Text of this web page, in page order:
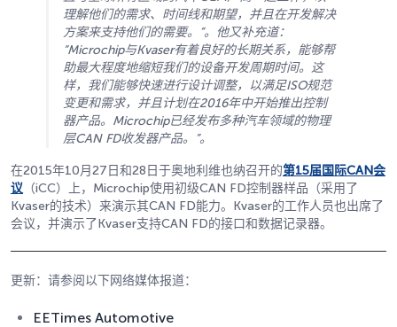
理解他们的需求、时间线和期望，并且在开发解决
方案来支持他们的需要。”。他又补充道：
“Microchip与Kvaser有着良好的长期关系，能够帮
助最大程度地缩短我们的设备开发周期时间。这
样，我们能够快速进行设计调整，以满足ISO规范
变更和需求，并且计划在2016年中开始推出控制
器产品。Microchip已经发布多种汽车领域的物理
层CAN FD收发器产品。”。
在2015年10月27日和28日于奥地利维也纳召开的第15届国际CAN会
议 （iCC）上，Microchip使用初级CAN FD控制器样品（采用了
Kvaser的技术）来演示其CAN FD能力。Kvaser的工作人员也出席了
会议，并演示了Kvaser支持CAN FD的接口和数据记录器。
更新：请参阅以下网络媒体报道：
EETimes Automotive